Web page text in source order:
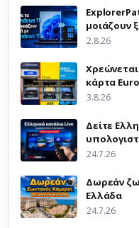
μοιάζουν
2.8.26
κάρτα
3.8.26
Δείτε
24.7.26
Δωρεάν
Ελλάδα
24.7.26